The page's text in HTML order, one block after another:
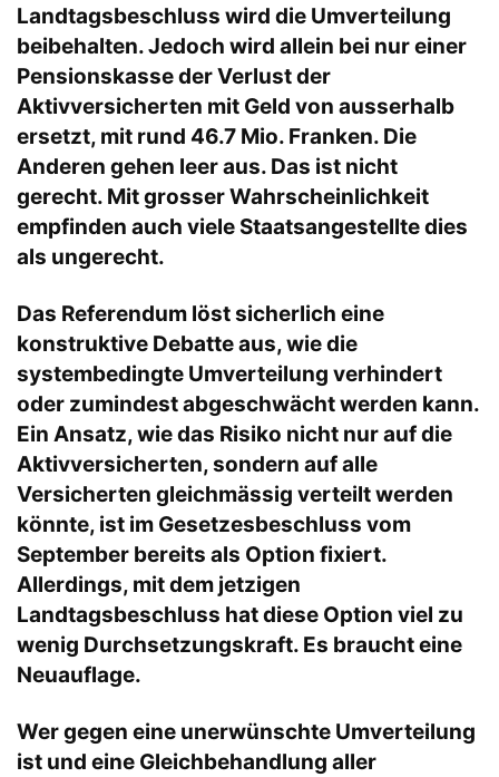
Landtagsbeschluss wird die Umverteilung
beibehalten. Jedoch wird allein bei nur einer
Pensionskasse der Verlust der
Aktivversicherten mit Geld von ausserhalb
ersetzt, mit rund 46.7 Mio. Franken. Die
Anderen gehen leer aus. Das ist nicht
gerecht. Mit grosser Wahrscheinlichkeit
empfinden auch viele Staatsangestellte dies
als ungerecht.
Das Referendum löst sicherlich eine
konstruktive Debatte aus, wie die
systembedingte Umverteilung verhindert
oder zumindest abgeschwächt werden kann.
Ein Ansatz, wie das Risiko nicht nur auf die
Aktivversicherten, sondern auf alle
Versicherten gleichmässig verteilt werden
könnte, ist im Gesetzesbeschluss vom
September bereits als Option fixiert.
Allerdings, mit dem jetzigen
Landtagsbeschluss hat diese Option viel zu
wenig Durchsetzungskraft. Es braucht eine
Neuauflage.
Wer gegen eine unerwünschte Umverteilung
ist und eine Gleichbehandlung aller